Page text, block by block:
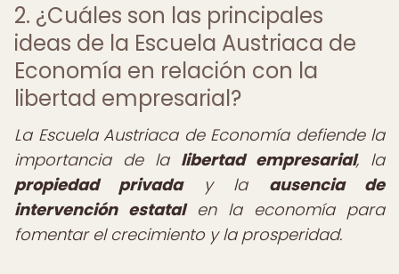
2. ¿Cuáles son las principales
ideas de la Escuela Austriaca de
Economía en relación con la
libertad empresarial?
La Escuela Austriaca de Economía defiende la
importancia de la libertad empresarial, la
propiedad privaday la ausencia de
intervención estatalen la economía para
fomentar el crecimiento y la prosperidad.